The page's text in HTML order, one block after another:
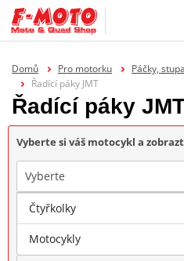
Domů Pro motorku
Páčky,
Řadící páky JMT
Řadící páky
Vyberte si váš motocykl a
Vyberte
Značka
Čtyřkolky
Motocykly